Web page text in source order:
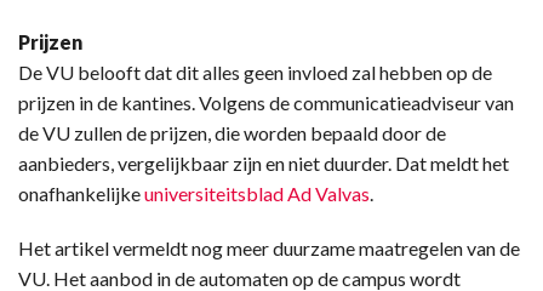
Prijzen
De VU belooft dat dit alles geen invloed zal hebben op de
prijzen in de kantines. Volgens de communicatieadviseur van
de VU zullen de prijzen, die worden bepaald door de
aanbieders, vergelijkbaar zijn en niet duurder. Dat meldt het
onafhankelijkeuniversiteitsblad Ad Valvas
Het artikel vermeldt nog meer duurzame maatregelen van de
VU. Het aanbod in de automaten op de campus wordt